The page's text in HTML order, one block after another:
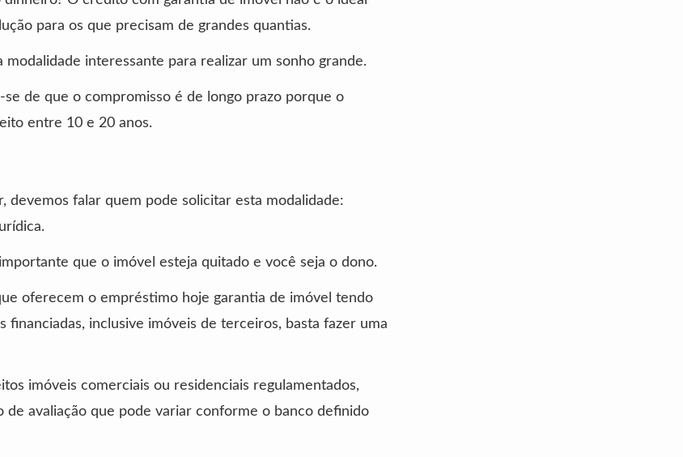
para os que precisam de grandes quantias.
modalidade interessante para realizar um sonho grande.
se de que o compromisso é de longo prazo porque o
entre 10 e 20 anos.
devemos falar quem pode solicitar esta modalidade:
que o imóvel esteja quitado e você seja o dono.
oferecem o empréstimo hoje garantia de imóvel tendo
financiadas, inclusive imóveis de terceiros, basta fazer uma
imóveis comerciais ou residenciais regulamentados,
de avaliação que pode variar conforme o banco definido